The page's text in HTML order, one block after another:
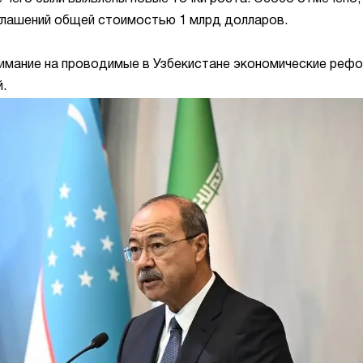
общей стоимостью 1 млрд долларов.
на проводимые в Узбекистане экономические